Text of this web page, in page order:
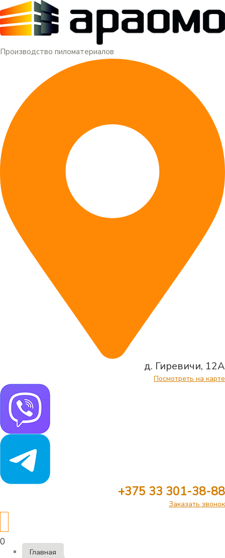
Производство пиломатериалов
д. Гиревичи, 12А
Посмотреть на карте
+375 33 301-38-88
Заказать звонок
0
Меню
Главная
Перейти
к
содержимому